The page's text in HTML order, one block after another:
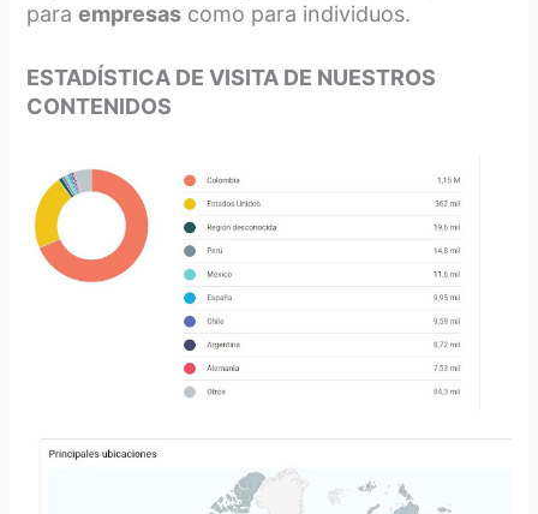
paraempresas como para individuos.
ESTADÍSTICA DE VISITA DE NUESTROS
CONTENIDOS